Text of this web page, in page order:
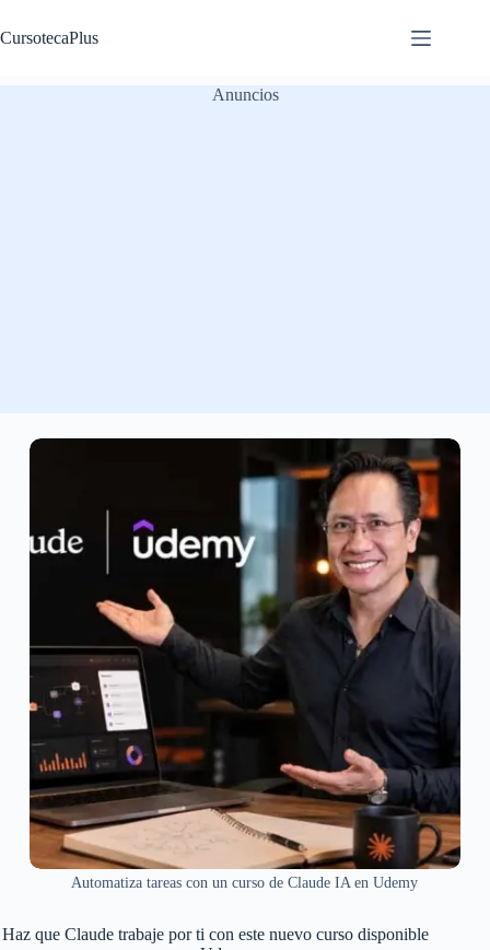
al
contenido
CursotecaPlus
Anuncios
Automatiza tareas con un curso de Claude IA en Udemy
Haz que Claude trabaje por ti con este nuevo curso disponible